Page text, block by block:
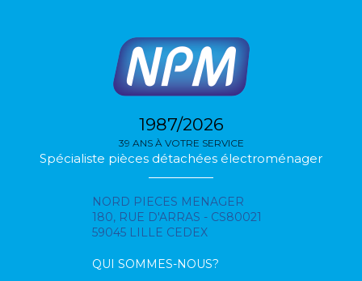
1987/2026
39 ANS À VOTRE SERVICE
Spécialiste pièces détachées électroménager
NORD PIECES MENAGER
180, RUE D'ARRAS - CS80021
59045 LILLE CEDEX
QUI SOMMES-NOUS?